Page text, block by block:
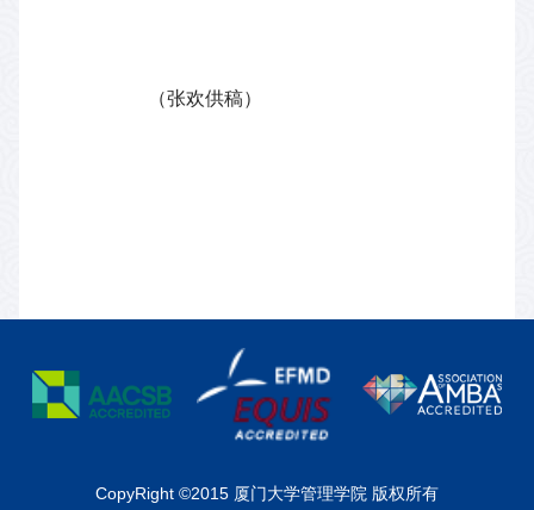
（张欢供稿）
CopyRight ©2015 厦门大学管理学院 版权所有